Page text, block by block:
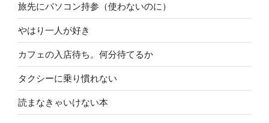
旅先にパソコン持参（使わないのに）
やはり一人が好き
カフェの入店待ち。何分待てるか
タクシーに乗り慣れない
読まなきゃいけない本